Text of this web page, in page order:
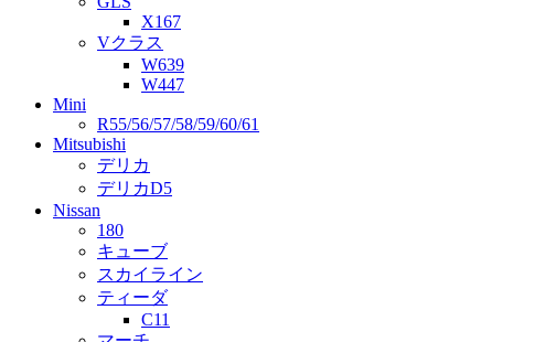
X167
Vクラス
W639
W447
Mini
R55/56/57/58/59/60/61
Mitsubishi
デリカ
デリカD5
Nissan
180
キューブ
スカイライン
ティーダ
C11